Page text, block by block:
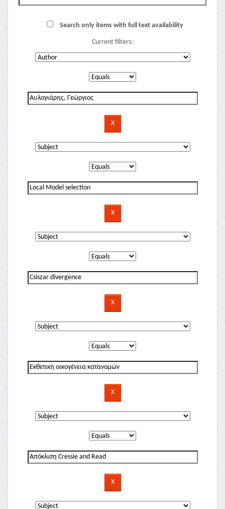
Search only items with full text availability
Current filters: